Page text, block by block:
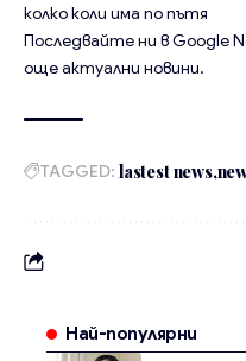
колко коли има по пътя
Последвайте ни вGoogle
още актуални новини.
TAGGED: lastest news
Най-популярни